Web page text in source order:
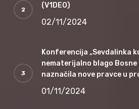
(V1DEO)
02/11/2024
Konferencija „Sevdalinka
nematerijalno blago Bosne
naznačila nove pravce u
01/11/2024